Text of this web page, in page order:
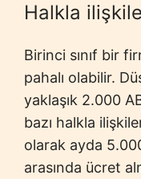
Halkla
Birinci sınıf bir
pahalı olabilir.
yaklaşık 2.000
bazı halkla
olarak ayda
arasında ücret